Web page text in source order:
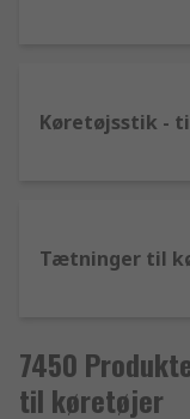
Køretøjsstik -
Tætninger til
7450
til køretøjer